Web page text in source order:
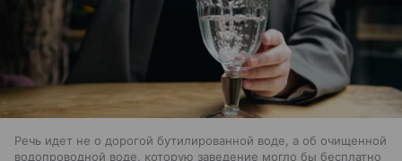
Речь идет не о дорогой бутилированной воде, а об очищенной
водопроводной воде, которую заведение могло бы бесплатно